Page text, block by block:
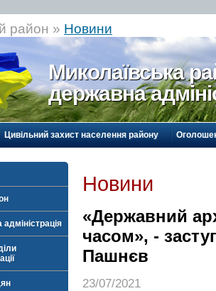
район » Новини
Миколаївська
державна
Цивільний захист населення району
Новини
«Державний
часом», -
Пашнєв
23/07/2021